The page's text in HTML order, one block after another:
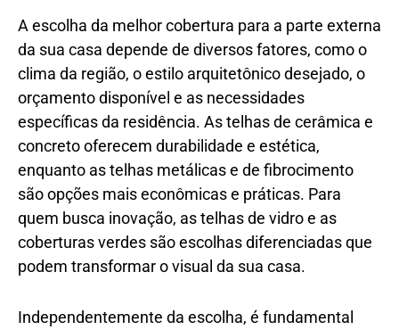
A escolha da melhor cobertura para a parte externa
da sua casa depende de diversos fatores, como o
clima da região, o estilo arquitetônico desejado, o
orçamento disponível e as necessidades
específicas da residência. As telhas de cerâmica e
concreto oferecem durabilidade e estética,
enquanto as telhas metálicas e de fibrocimento
são opções mais econômicas e práticas. Para
quem busca inovação, as telhas de vidro e as
coberturas verdes são escolhas diferenciadas que
podem transformar o visual da sua casa.
Independentemente da escolha, é fundamental